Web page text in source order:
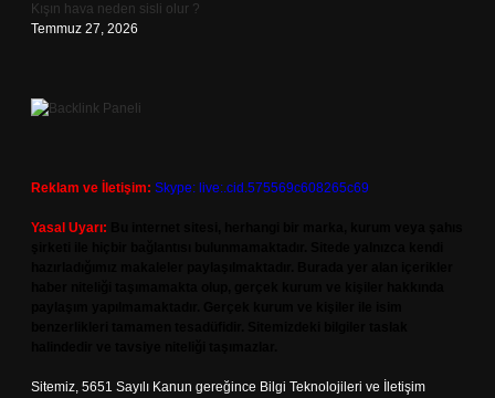
Kışın hava neden sisli olur ?
Temmuz 27, 2026
Reklam ve İletişim: Skype: live:.cid.575569c608265c69
Yasal Uyarı:
Sitemiz, 5651 Sayılı Kanun gereğince Bilgi Teknolojileri ve İletişim